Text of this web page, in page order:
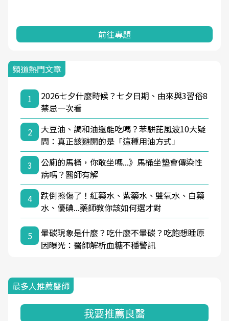
前往專題
頻道熱門文章
1
2026七夕什麼時候？七夕日期、由來與3習俗8
禁忌一次看
2
大豆油、調和油還能吃嗎？苯駢芘風波10大疑
問：真正該避開的是「這種用油方式」
3
公廁的馬桶，你敢坐嗎...》馬桶坐墊會傳染性
病嗎？醫師有解
4
跌倒擦傷了！紅藥水、紫藥水、雙氧水、白藥
水、優碘...藥師教你該如何選才對
5
暈碳現象是什麼？吃什麼不暈碳？吃飽想睡原
因曝光：醫師解析血糖不穩警訊
最多人推薦醫師
我要推薦良醫